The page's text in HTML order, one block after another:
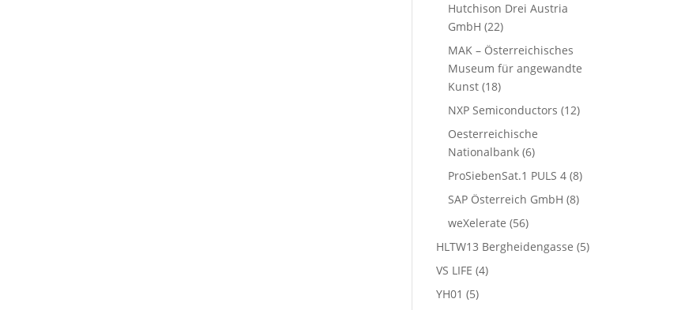
Hutchison Drei Austria
GmbH (22)
MAK – Österreichisches
Museum für angewandte
Kunst (18)
NXP Semiconductors (12)
Oesterreichische
Nationalbank (6)
ProSiebenSat.1 PULS 4 (8)
SAP Österreich GmbH (8)
weXelerate (56)
HLTW13 Bergheidengasse (5)
VS LIFE (4)
YH01 (5)